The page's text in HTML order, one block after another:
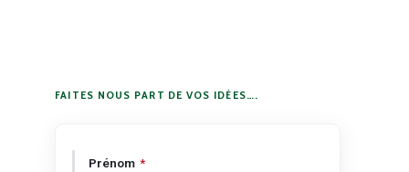
FAITES NOUS PART DE VOS IDÉES….
Prénom *